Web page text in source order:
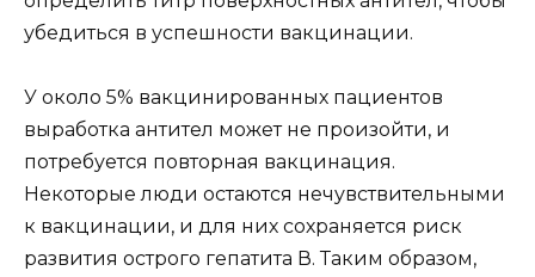
убедиться в успешности вакцинации.
У около 5% вакцинированных пациентов
выработка антител может не произойти, и
потребуется повторная вакцинация.
Некоторые люди остаются нечувствительными
к вакцинации, и для них сохраняется риск
развития острого гепатита В. Таким образом,